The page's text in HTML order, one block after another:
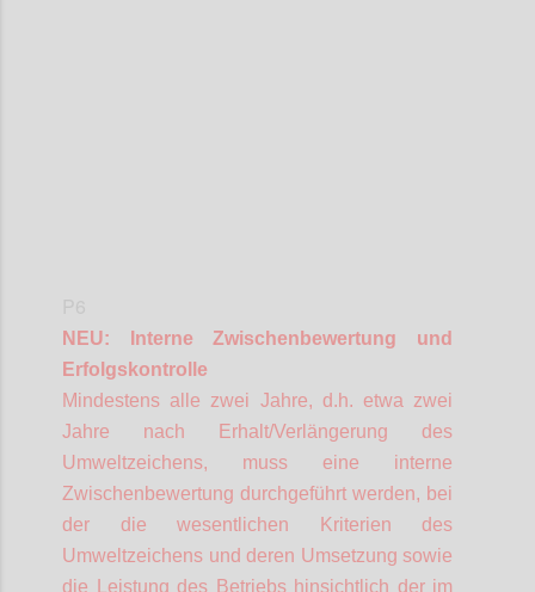
NEU: Interne Zwischenbewertung und
Erfolgskontrolle
Mindestens alle zwei Jahre, d.h. etwa zwei
Jahre nach Erhalt/Verlängerung des
Umweltzeichens, muss eine interne
Zwischenbewertung durchgeführt werden, bei
der die wesentlichen Kriterien des
Umweltzeichens und deren Umsetzung sowie
die Leistung des Betriebs hinsichtlich der im